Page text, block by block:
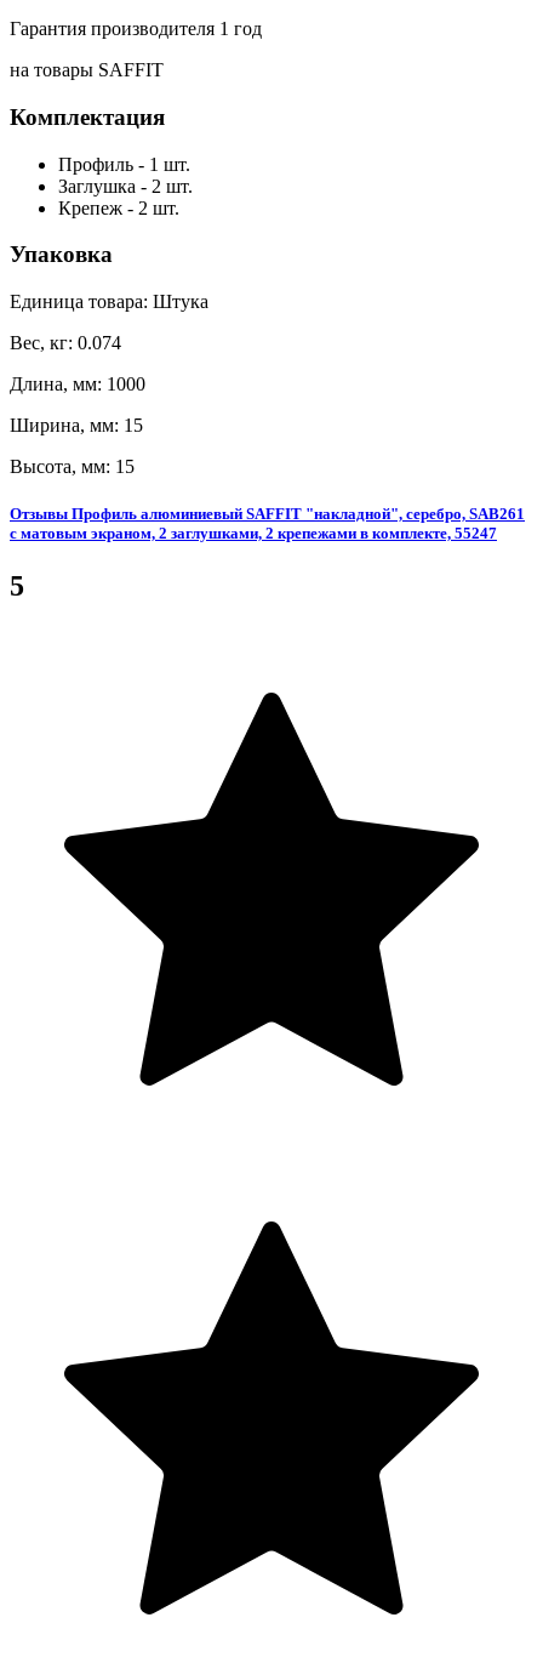
Гарантия производителя 1 год
на товары SAFFIT
Комплектация
Профиль - 1 шт.
Заглушка - 2 шт.
Крепеж - 2 шт.
Упаковка
Единица товара: Штука
Вес, кг: 0.074
Длина, мм: 1000
Ширина, мм: 15
Высота, мм: 15
Отзывы Профиль алюминиевый SAFFIT "накладной", серебро, SAB261
с матовым экраном, 2 заглушками, 2 крепежами в комплекте, 55247
5